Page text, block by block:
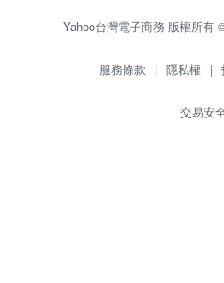
Yahoo台灣電子商務 版權所有
服務條款 | 隱私權 |
交易安